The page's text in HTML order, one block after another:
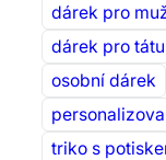
dárek pro
dárek pro tátu
osobní dárek
triko s